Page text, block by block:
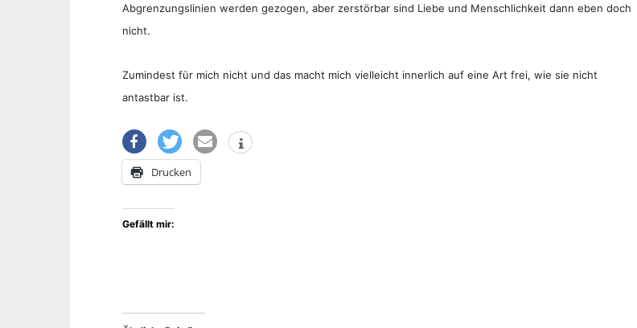
Abgrenzungslinien werden gezogen, aber zerstörbar sind Liebe und Menschlichkeit dann eben doch
nicht.
Zumindest für mich nicht und das macht mich vielleicht innerlich auf eine Art frei, wie sie nicht
antastbar ist.
Drucken
Gefällt mir: